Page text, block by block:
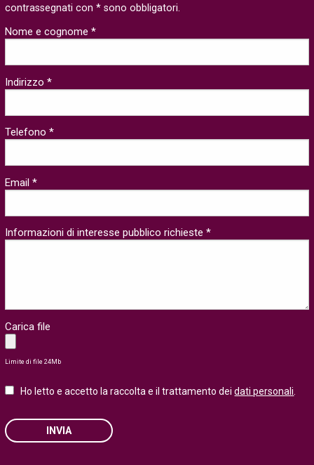
contrassegnati con * sono obbligatori.
Nome e cognome *
Indirizzo *
Telefono *
Email *
Informazioni di interesse pubblico richieste *
Carica file
Limite di file 24Mb
Ho letto e accetto la raccolta e il trattamento deidati personali
INVIA